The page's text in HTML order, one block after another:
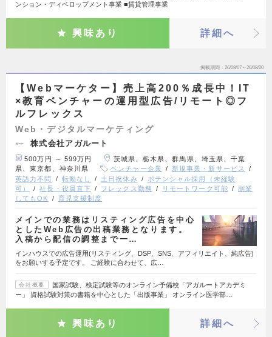
ンション・ディベロップメント事業 ■賃貸管理事業
興味あり 詳細へ
掲載期間 26/08/07～26/08/20
【Webマーケター】売上高200％成長中！IT
×教育ベンチャーの運用型広告/リモート◎フ
ルフレックス
Web・デジタルマーケティング
株式会社アガルート
500万円 ～ 599万円
茨城県、栃木県、群馬県、埼玉県、千葉
県、東京都、神奈川県
ベンチャー企業
新規事業・新サービス
英語力不問
転勤なし 土日祝休み
ポテンシャル採用（未経験
可）
社長・役員直下 フレックス勤務 リモートワーク可能
副業
してもOK
育児支援制度
メインでの業務はリスティング広告を中心
としたWeb広告の出稿業務となります。
入稿から配信の調整まで一…
インハウスでの広告運用(リスティング、DSP、SNS、アフィリエイト、純広告)
をお願いする予定です。 ご経験に合わせて、広…
会社概要
国家試験、検定試験等のオンライン予備校「アガルートアカデミ
ー」 資格試験対策の書籍を中心とした「出版事業」 オンライン医学部…
興味あり 詳細へ